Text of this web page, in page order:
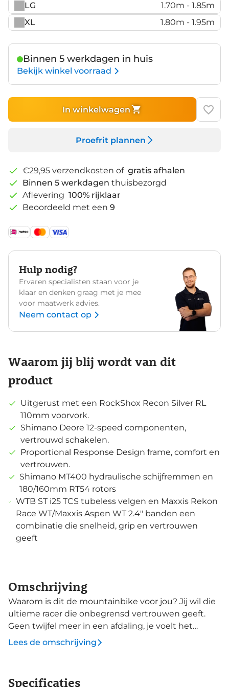
LG
1.70m - 1.85m
XL
1.80m - 1.95m
Binnen 5 werkdagen in huis
Bekijk winkel voorraad
In winkelwagen
Proefrit plannen
€29,95 verzendkosten of gratis afhalen
Binnen 5 werkdagen thuisbezorgd
Aflevering 100% rijklaar
Beoordeeld met een 9
Hulp nodig?
Ervaren specialisten staan voor je
klaar en denken graag met je mee
voor maatwerk advies.
Neem contact op
Waarom jij blij wordt van dit
product
Uitgerust met een RockShox Recon Silver RL
110mm voorvork.
Shimano Deore 12-speed componenten,
vertrouwd schakelen.
Proportional Response Design frame, comfort en
vertrouwen.
Shimano MT400 hydraulische schijfremmen en
180/160mm RT54 rotors
WTB ST i25 TCS tubeless velgen en Maxxis Rekon
Race WT/Maxxis Aspen WT 2.4" banden een
combinatie die snelheid, grip en vertrouwen
geeft
Omschrijving
Waarom is dit de mountainbike voor jou? Jij wil die
ultieme racer die onbegrensd vertrouwen geeft.
Geen twijfel meer in een afdaling, je voelt het
vertrouwen. Stabiliteit dankzij de luie 66.5°
Lees de omschrijving
Specificaties